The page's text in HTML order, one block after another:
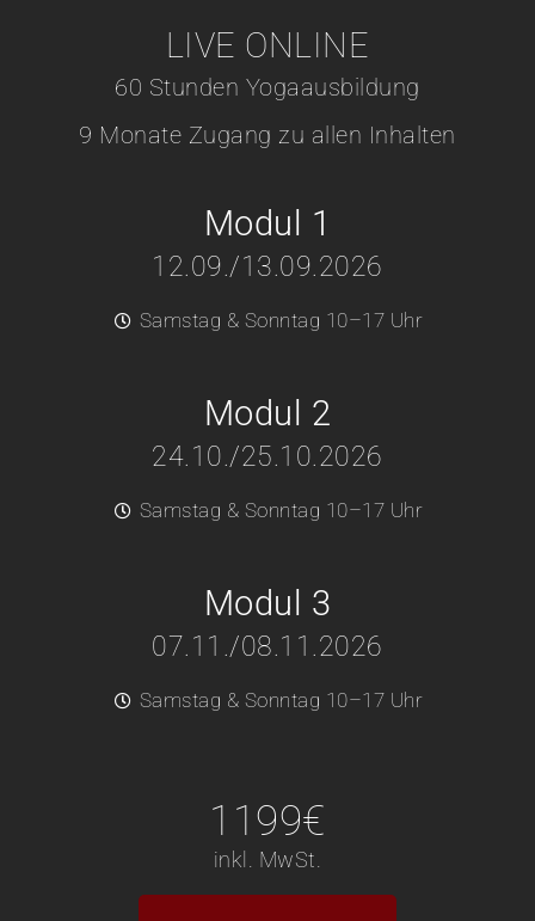
LIVE ONLINE
60 Stunden Yogaausbildung
9 Monate Zugang zu allen Inhalten
Modul 1
12.09./13.09.2026
Samstag & Sonntag 10–17 Uhr
Modul 2
24.10./25.10.2026
Samstag & Sonntag 10–17 Uhr
Modul 3
07.11./08.11.2026
Samstag & Sonntag 10–17 Uhr
1199€
inkl. MwSt.